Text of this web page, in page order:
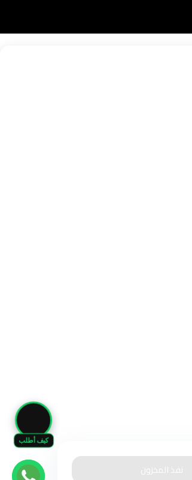
كيف أطلب
نفذ المخزون